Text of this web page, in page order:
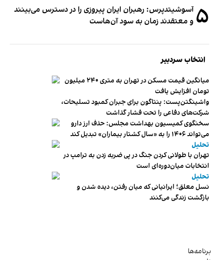
۵ آسوشیتدپرس: رهبران ایران پیروزی را در دسترس می‌بینند
و معتقدند زمان به سود آن‌هاست
انتخاب سردبیر
میانگین قیمت مسکن در تهران به متری ۲۴۰ میلیون
تومان افزایش یافت
واشینگتن‌پست: پنتاگون برای جبران کمبود تسلیحات،
شرکت‌های دفاعی را تحت فشار گذاشت
سخنگوی کمیسیون بهداشت مجلس: حذف ارز دارو
می‌تواند ۱۴۰۶ را به «سال کشتار بیماران» تبدیل کند
تحلیل
تهران با طولانی کردن جنگ در پی ضربه زدن به ترامپ در
انتخابات میان‌دوره‌ای است
تحلیل
نسل معلق؛ ایرانیانی که میان رفتن، دیده شدن و
بازگشت زندگی می‌کنند
برنامه‌ها